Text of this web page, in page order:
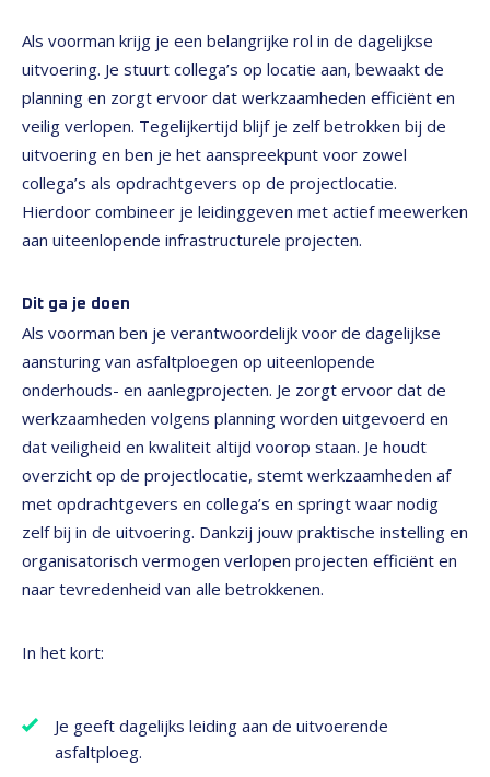
Als voorman krijg je een belangrijke rol in de dagelijkse
uitvoering. Je stuurt collega’s op locatie aan, bewaakt de
planning en zorgt ervoor dat werkzaamheden efficiënt en
veilig verlopen. Tegelijkertijd blijf je zelf betrokken bij de
uitvoering en ben je het aanspreekpunt voor zowel
collega’s als opdrachtgevers op de projectlocatie.
Hierdoor combineer je leidinggeven met actief meewerken
aan uiteenlopende infrastructurele projecten.
Dit ga je doen
Als voorman ben je verantwoordelijk voor de dagelijkse
aansturing van asfaltploegen op uiteenlopende
onderhouds- en aanlegprojecten. Je zorgt ervoor dat de
werkzaamheden volgens planning worden uitgevoerd en
dat veiligheid en kwaliteit altijd voorop staan. Je houdt
overzicht op de projectlocatie, stemt werkzaamheden af
met opdrachtgevers en collega’s en springt waar nodig
zelf bij in de uitvoering. Dankzij jouw praktische instelling en
organisatorisch vermogen verlopen projecten efficiënt en
naar tevredenheid van alle betrokkenen.
In het kort:
Je geeft dagelijks leiding aan de uitvoerende
asfaltploeg.